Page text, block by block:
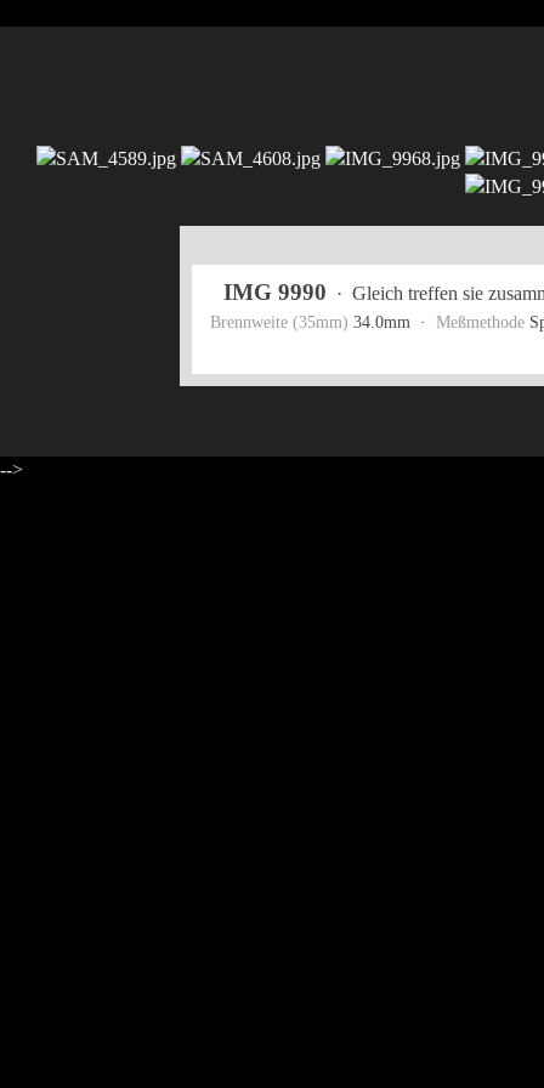
IMG 9990 · Gleich treffen sie
Brennweite (35mm) 34.0mm · Meßmethode
-->